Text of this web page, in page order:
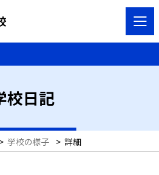
校日記
> 学校の様子 > 詳細